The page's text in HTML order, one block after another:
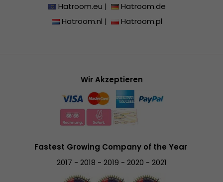
Hatroom.eu |
Hatroom.de
Hatroom.nl | Hatroom.pl
Wir Akzeptieren
Fastest Growing Company of the Year
2017 - 2018 - 2019 - 2020 - 2021